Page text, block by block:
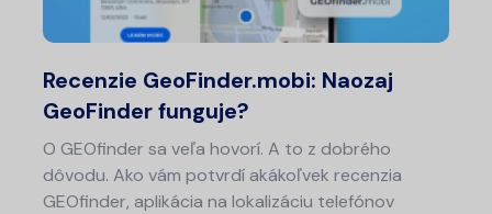
Recenzie GeoFinder.mobi: Naozaj
GeoFinder funguje?
O GEOfinder sa veľa hovorí. A to z dobrého
dôvodu. Ako vám potvrdí akákoľvek recenzia
GEOfinder, aplikácia na lokalizáciu telefónov